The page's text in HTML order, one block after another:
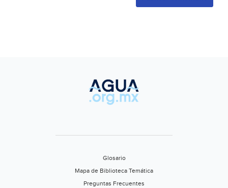
Glosario
Mapa de Biblioteca Temática
Preguntas Frecuentes